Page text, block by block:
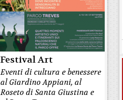
Festival Art
Eventi di cultura e benessere
al Giardino Appiani, al
Roseto di Santa Giustina e